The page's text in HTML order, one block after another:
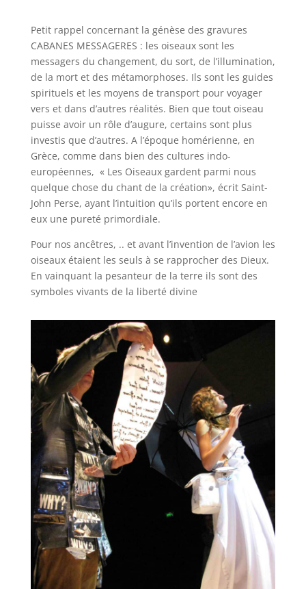
Petit rappel concernant la génèse des gravures
CABANES MESSAGERES : les oiseaux sont les
messagers du changement, du sort, de l’illumination,
de la mort et des métamorphoses. Ils sont les guides
spirituels et les moyens de transport pour voyager
vers et dans d’autres réalités. Bien que tout oiseau
puisse avoir un rôle d’augure, certains sont plus
investis que d’autres. A l’époque homérienne, en
Grèce, comme dans bien des cultures indo-
européennes, « Les Oiseaux gardent parmi nous
quelque chose du chant de la création», écrit Saint-
John Perse, ayant l’intuition qu’ils portent encore en
eux une pureté primordiale.
Pour nos ancêtres, .. et avant l’invention de l’avion les
oiseaux étaient les seuls à se rapprocher des Dieux.
En vainquant la pesanteur de la terre ils sont des
symboles vivants de la liberté divine